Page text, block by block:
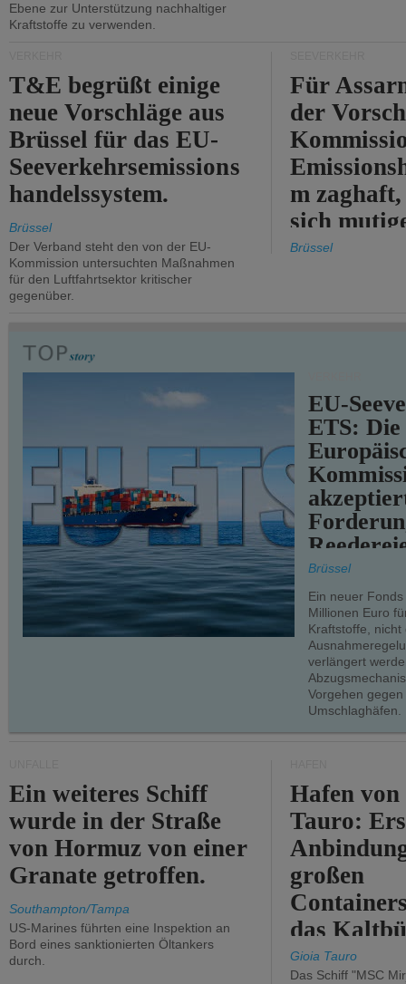
Ebene zur Unterstützung nachhaltiger
Kraftstoffe zu verwenden.
T&E begrüßt einige
neue Vorschläge aus
Brüssel für das EU-
Seeverkehrsemissions
handelssystem.
Brüssel
Der Verband steht den von der EU-
Kommission untersuchten Maßnahmen
für den Luftfahrtsektor kritischer
gegenüber.
Für
der
m
sich
Brüssel
EU-
ETS: Die
teilweise.
Brüssel
Ein neuer
Millionen Euro
Kraftstoffe, nicht
verlängert
Vorgehen
Umschlaghäfen.
Ein weiteres Schiff
wurde in der Straße
von Hormuz von einer
Granate getroffen.
Southampton/Tampa
US-Marines führten eine Inspektion an
Bord eines sanktionierten Öltankers
durch.
Hafen
Tauro:
großen
das
Gioia Tauro
Das Schiff "MSC